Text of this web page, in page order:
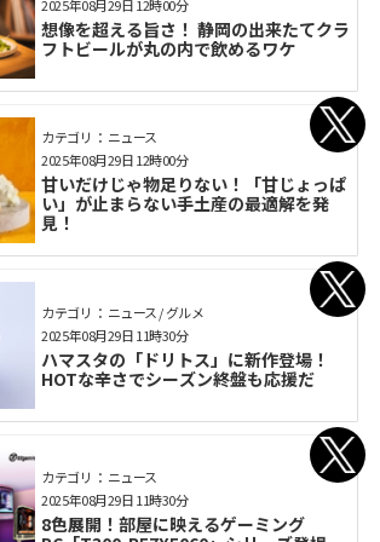
想像を超える旨さ！ 静岡の出来たてクラ
フトビールが丸の内で飲めるワケ
2025年08月29日 12時00分
カテゴリ： ニュース
甘いだけじゃ物足りない！「甘じょっぱ
い」が止まらない手土産の最適解を発
見！
2025年08月29日 12時00分
カテゴリ： ニュース / グルメ
ハマスタの「ドリトス」に新作登場！
HOTな辛さでシーズン終盤も応援だ
2025年08月29日 11時30分
カテゴリ： ニュース
8色展開！部屋に映えるゲーミング
2025年08月29日 11時30分